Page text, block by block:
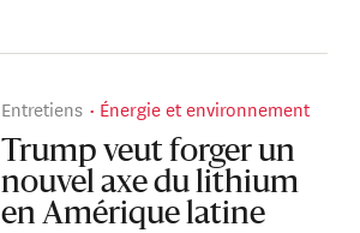
Entretiens Énergie et environnement
Trump veut forger un
nouvel axe du lithium
en Amérique latine